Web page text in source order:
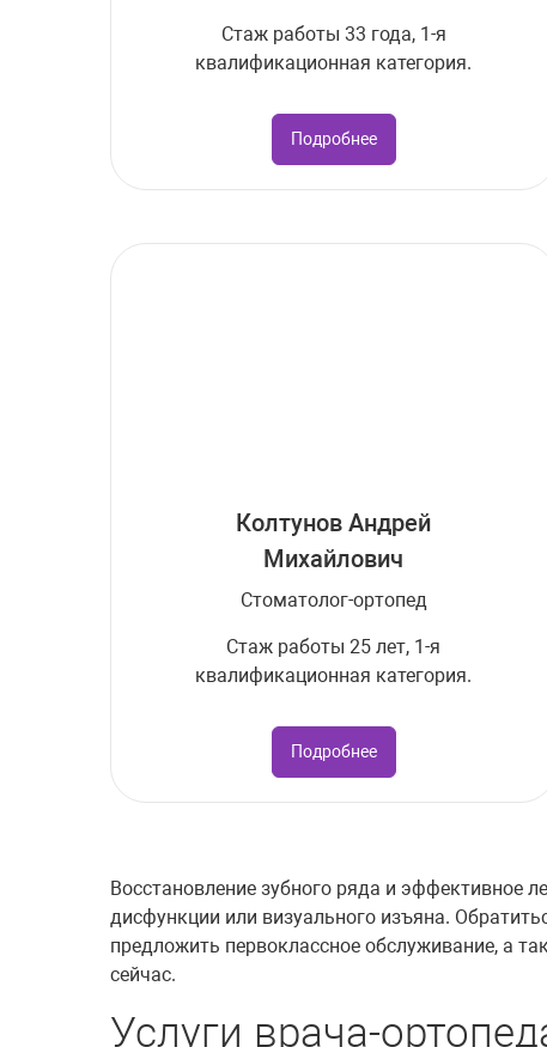
Стаж работы 33 года, 1-я
квалификационная категория.
Подробнее
Колтунов Андрей
Михайлович
Стоматолог-ортопед
Стаж работы 25 лет, 1-я
квалификационная категория.
Подробнее
Восстановление зубного ряда и эффективное
дисфункции или визуального изъяна.
предложить первоклассное обслуживание, а
сейчас.
Услуги врача-